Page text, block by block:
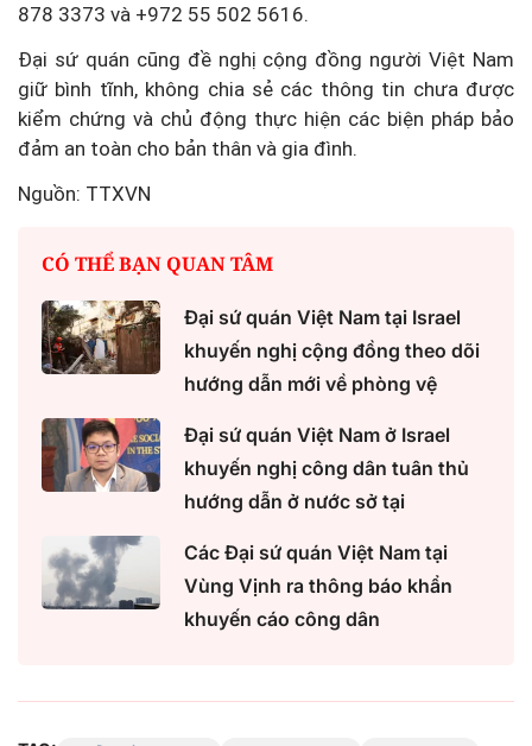
878 3373 và +972 55 502 5616.
Đại sứ quán cũng đề nghị cộng đồng người Việt Nam
giữ bình tĩnh, không chia sẻ các thông tin chưa được
kiểm chứng và chủ động thực hiện các biện pháp bảo
đảm an toàn cho bản thân và gia đình.
Nguồn: TTXVN
CÓ THỂ BẠN QUAN TÂM
Đại sứ quán Việt Nam tại Israel
khuyến nghị cộng đồng theo dõi
hướng dẫn mới về phòng vệ
Đại sứ quán Việt Nam ở Israel
khuyến nghị công dân tuân thủ
hướng dẫn ở nước sở tại
Các Đại sứ quán Việt Nam tại
Vùng Vịnh ra thông báo khẩn
khuyến cáo công dân